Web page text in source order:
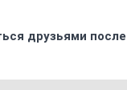
друзьями